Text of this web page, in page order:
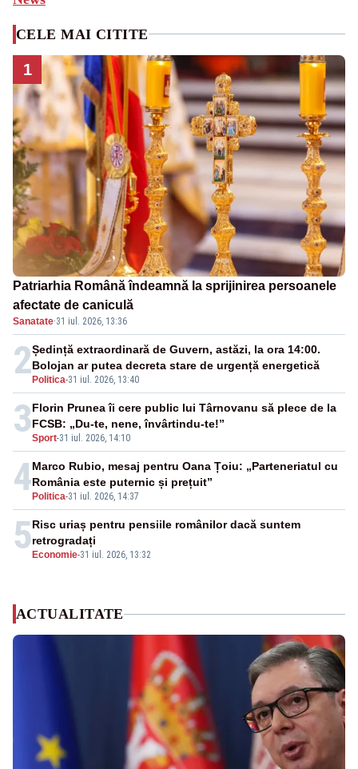
CELE MAI CITITE
1
Patriarhia Română îndeamnă la sprijinirea persoanele
afectate de caniculă
Sanatate·31 iul. 2026, 13:36
2 Politica-31 iul. 2026, 13:40
Ședință extraordinară de Guvern, astăzi, la ora 14:00.
Bolojan ar putea decreta stare de urgență energetică
3Sport-31 iul. 2026, 14:10
Florin Prunea îi cere public lui Târnovanu să plece de la
FCSB: „Du-te, nene, învârtindu-te!”
4 Politica-31 iul. 2026, 14:37
Marco Rubio, mesaj pentru Oana Țoiu: „Parteneriatul cu
România este puternic și prețuit”
5 Economie-31 iul. 2026, 13:32
Risc uriaș pentru pensiile românilor dacă suntem
retrogradați
ACTUALITATE